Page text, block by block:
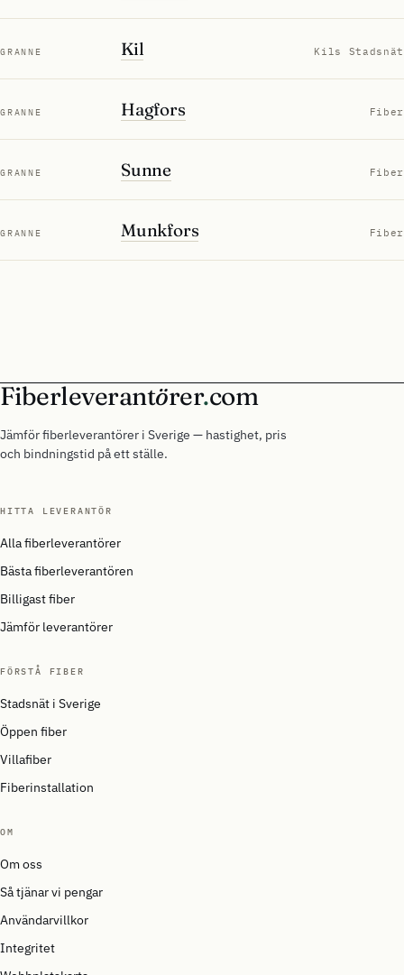
GRANNE Kil Kils Stadsnät
GRANNE Hagfors Fiber
GRANNE Sunne Fiber
GRANNE Munkfors Fiber
Fiberleverantörer.com
Jämför fiberleverantörer i Sverige — hastighet, pris
och bindningstid på ett ställe.
HITTA LEVERANTÖR
Alla fiberleverantörer
Bästa fiberleverantören
Billigast fiber
Jämför leverantörer
FÖRSTÅ FIBER
Stadsnät i Sverige
Öppen fiber
Villafiber
Fiberinstallation
OM
Om oss
Så tjänar vi pengar
Användarvillkor
Integritet